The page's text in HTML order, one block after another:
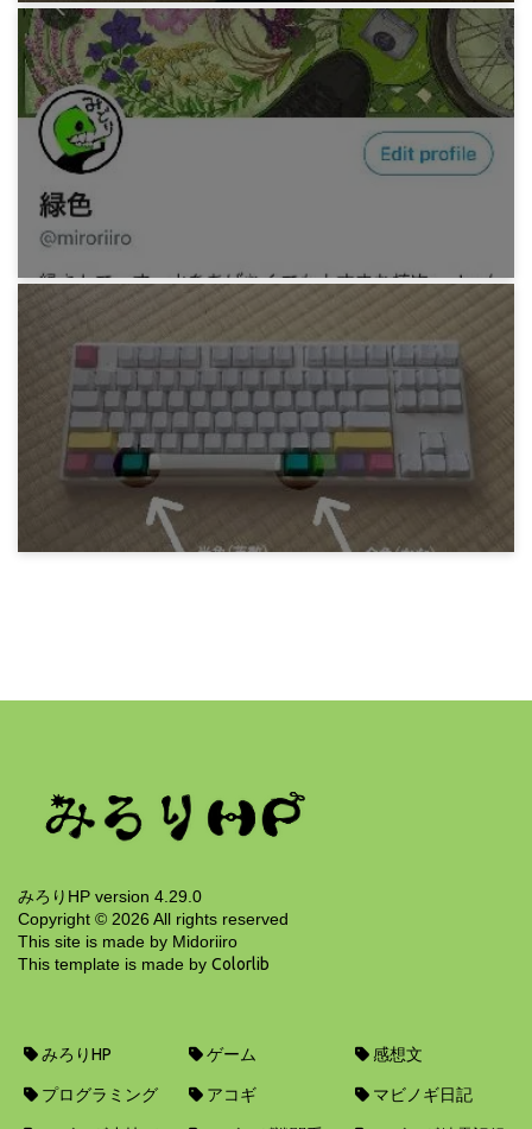
みろりHP
1年使った HKC 曲面ディスプレイのレビューを
昔なじみのひよサンに Skeb を依頼した
みろりHP version 4.29.0
Copyright © 2026 All rights reserved
This site is made by Midoriiro
This template is made by Colorlib
みろりHP ゲーム 感想文
プログラミング アコギ マビノギ日記